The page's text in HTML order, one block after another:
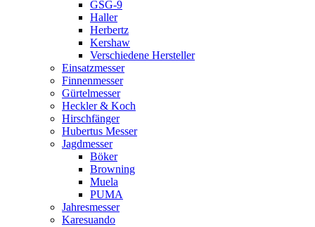
GSG-9
Haller
Herbertz
Kershaw
Verschiedene Hersteller
Einsatzmesser
Finnenmesser
Gürtelmesser
Heckler & Koch
Hirschfänger
Hubertus Messer
Jagdmesser
Böker
Browning
Muela
PUMA
Jahresmesser
Karesuando